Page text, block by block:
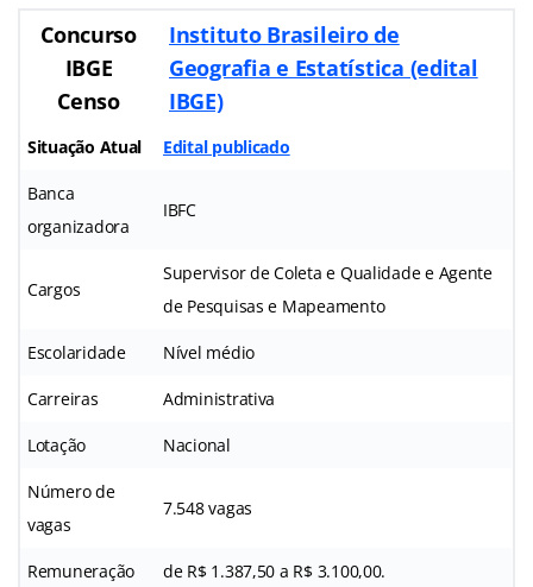
Concurso
IBGE
Censo
Instituto Brasileiro de
Geografia e Estatística (edital
IBGE)
Situação Atual Edital publicado
Banca
organizadora
IBFC
Cargos
Supervisor de Coleta e Qualidade e Agente
de Pesquisas e Mapeamento
Escolaridade Nível médio
Carreiras Administrativa
Lotação Nacional
Número de
vagas
7.548 vagas
Remuneração de R$ 1.387,50 a R$ 3.100,00.